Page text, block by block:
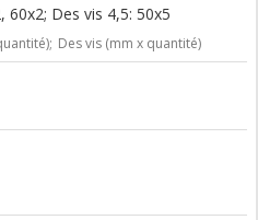
60x2; Des vis 4,5: 50x5
Des vis (mm x quantité)